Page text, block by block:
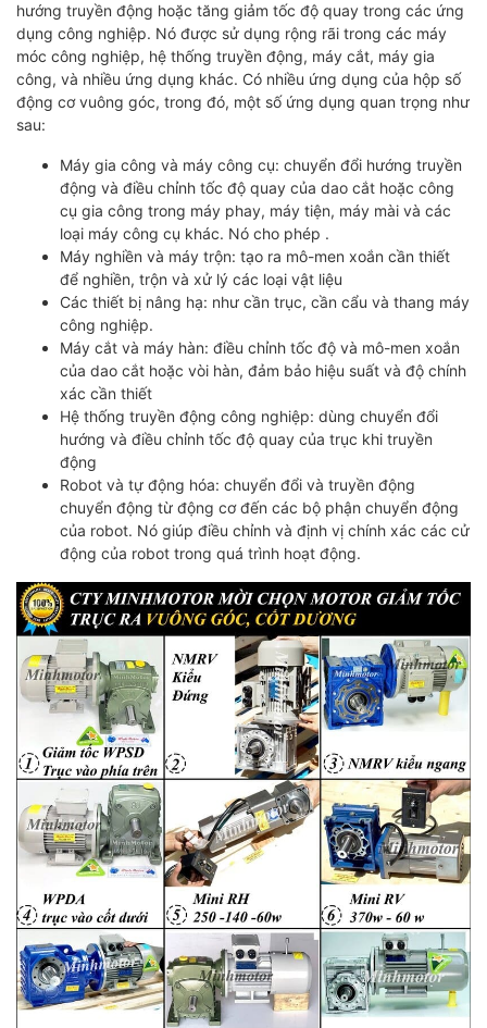
hướng truyền động hoặc tăng giảm tốc độ quay trong các ứng
dụng công nghiệp. Nó được sử dụng rộng rãi trong các máy
móc công nghiệp, hệ thống truyền động, máy cắt, máy gia
công, và nhiều ứng dụng khác. Có nhiều ứng dụng của hộp số
động cơ vuông góc, trong đó, một số ứng dụng quan trọng như
sau:
Máy gia công và máy công cụ: chuyển đổi hướng truyền
động và điều chỉnh tốc độ quay của dao cắt hoặc công
cụ gia công trong máy phay, máy tiện, máy mài và các
loại máy công cụ khác. Nó cho phép .
Máy nghiền và máy trộn: tạo ra mô-men xoắn cần thiết
để nghiền, trộn và xử lý các loại vật liệu
Các thiết bị nâng hạ: như cần trục, cần cẩu và thang máy
công nghiệp.
Máy cắt và máy hàn: điều chỉnh tốc độ và mô-men xoắn
của dao cắt hoặc vòi hàn, đảm bảo hiệu suất và độ chính
xác cần thiết
Hệ thống truyền động công nghiệp: dùng chuyển đổi
hướng và điều chỉnh tốc độ quay của trục khi truyền
động
Robot và tự động hóa: chuyển đổi và truyền động
chuyển động từ động cơ đến các bộ phận chuyển động
của robot. Nó giúp điều chỉnh và định vị chính xác các cử
động của robot trong quá trình hoạt động.